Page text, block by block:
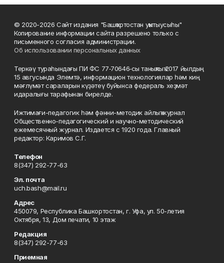
© 2020-2026 Сайт издания "Башҡортостан уҡытыусыһы"
Копирование информации сайта разрешено только с
письменного согласия администрации.
Об использовании персональных данных
Теркәү тураһындағы ПИ ФС 77‑70646‑сы таныҡлыҡ 2017 йылдың
15 авгусында Элемтә, информацион технологиялар һәм киң
мәғлүмәт сараларын күҙәтеү буйынса федераль хеҙмәт
идаралығы тарафынан бирелде.
Ижтимағи-педагогик һәм фәнни-методик айлыҡ журнал
Общественно-педагогический и научно-методический
ежемесячный журнал. Издается с 1920 года. Главный
редактор: Каримов С.Г.
Телефон
8(347) 292-77-63
Эл. почта
uch.bash@mail.ru
Адрес
450079, Республика Башкортостан, г. Уфа, ул. 50-летия
Октября, 13, Дом печати, 10 этаж
Редакция
8(347) 292-77-63
Приемная